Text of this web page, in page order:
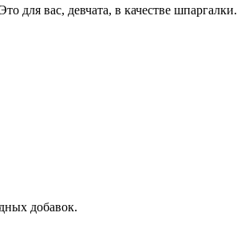
для вас, девчата, в качестве шпаргалки.
добавок.